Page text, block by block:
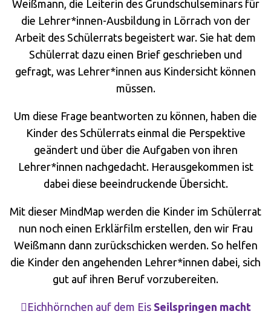
Weißmann, die Leiterin des Grundschulseminars für
die Lehrer*innen-Ausbildung in Lörrach von der
Arbeit des Schülerrats begeistert war. Sie hat dem
Schülerrat dazu einen Brief geschrieben und
gefragt, was Lehrer*innen aus Kindersicht können
müssen.
Um diese Frage beantworten zu können, haben die
Kinder des Schülerrats einmal die Perspektive
geändert und über die Aufgaben von ihren
Lehrer*innen nachgedacht. Herausgekommen ist
dabei diese beeindruckende Übersicht.
Mit dieser MindMap werden die Kinder im Schülerrat
nun noch einen Erklärfilm erstellen, den wir Frau
Weißmann dann zurückschicken werden. So helfen
die Kinder den angehenden Lehrer*innen dabei, sich
gut auf ihren Beruf vorzubereiten.
Eichhörnchen auf dem Eis Seilspringen macht